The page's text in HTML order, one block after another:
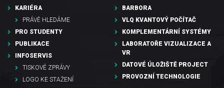
KARIÉRA
PRÁVĚ HLEDÁME
PRO STUDENTY
PUBLIKACE
INFOSERVIS
TISKOVÉ ZPRÁVY
LOGO KE STAŽENÍ
BARBORA
VLQ KVANTOVÝ POČÍTAČ
KOMPLEMENTÁRNÍ SYSTÉMY
LABORATOŘE VIZUALIZACE A
VR
DATOVÉ ÚLOŽIŠTĚ PROJECT
PROVOZNÍ TECHNOLOGIE